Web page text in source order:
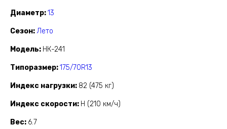
Диаметр 13
Сезон Лето
Модель НК-241
Типоразмер 175/70R13
Индекс нагрузки 82 (475 кг)
Индекс скорости H (210 км/ч)
Вес 6.7